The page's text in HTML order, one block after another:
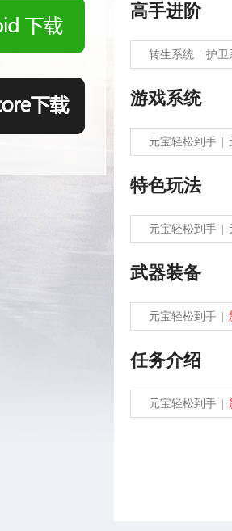
高手进阶
转生系统 护卫
游戏系统
元宝轻松到手
特色玩法
元宝轻松到手
武器装备
元宝轻松到手
任务介绍
元宝轻松到手